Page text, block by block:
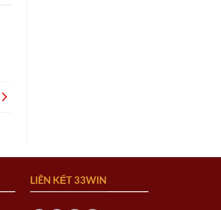
LIÊN KẾT 33WIN